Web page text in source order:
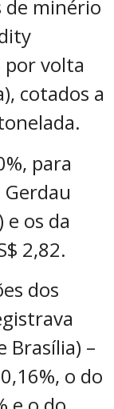
de minério
por volta
cotados a
para
e os da
2,82.
dos
Brasília) –
o do